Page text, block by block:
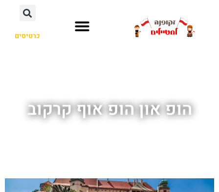
כרטיסים
הופ און הופ אוף קרקוב